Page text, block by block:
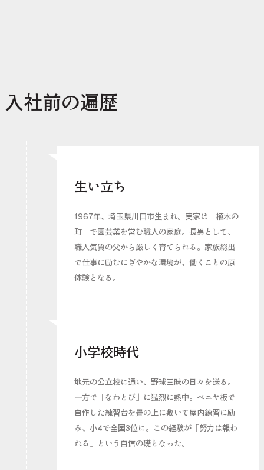
入社前の遍歴
生い立ち
1967年、埼玉県川口市生まれ。実家は「植木の
町」で園芸業を営む職人の家庭。長男として、
職人気質の父から厳しく育てられる。家族総出
で仕事に励むにぎやかな環境が、働くことの原
体験となる。
小学校時代
地元の公立校に通い、野球三昧の日々を送る。
一方で「なわとび」に猛烈に熱中。ベニヤ板で
自作した練習台を畳の上に敷いて屋内練習に励
み、小4で全国3位に。この経験が「努力は報わ
れる」という自信の礎となった。